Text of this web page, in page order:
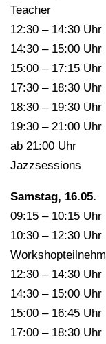
Teacher
12:30 – 14:30
14:30 – 15:00
15:00 – 17:15
17:30 – 18:30
18:30 – 19:30
19:30 – 21:00
ab 21:00 Uhr
Jazzsessions
Samstag, 16.05.
09:15 – 10:15
10:30 – 12:30
12:30 – 14:30
14:30 – 15:00
15:00 – 16:45
17:00 – 18:30